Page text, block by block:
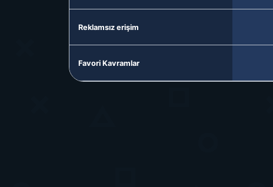
Reklamsız erişim
Favori Kavramlar